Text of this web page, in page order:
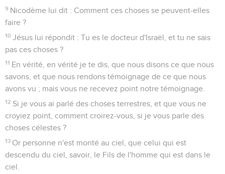
9 Nicodème lui dit : Comment ces choses se peuvent-elles
faire ?
10 Jésus lui répondit : Tu es le docteur d'Israël, et tu ne sais
pas ces choses ?
11 En vérité, en vérité je te dis, que nous disons ce que nous
savons, et que nous rendons témoignage de ce que nous
avons vu ; mais vous ne recevez point notre témoignage.
12 Si je vous ai parlé des choses terrestres, et que vous ne
croyiez point, comment croirez-vous, si je vous parle des
choses célestes ?
13 Or personne n'est monté au ciel, que celui qui est
descendu du ciel, savoir, le Fils de l'homme qui est dans le
ciel.